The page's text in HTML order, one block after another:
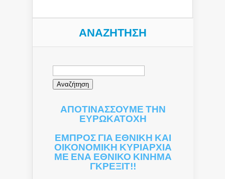
ΑΝΑΖΉΤΗΣΗ
Αναζήτηση
ΑΠΟΤΙΝΑΣΣΟΥΜΕ ΤΗΝ
ΕΥΡΩΚΑΤΟΧΗ
ΕΜΠΡΟΣ ΓΙΑ ΕΘΝΙΚΗ ΚΑΙ
ΟΙΚΟΝΟΜΙΚΗ ΚΥΡΙΑΡΧΙΑ
ΜΕ ΕΝΑ ΕΘΝΙΚΟ ΚΙΝΗΜΑ
ΓΚΡΕΞΙΤ!!